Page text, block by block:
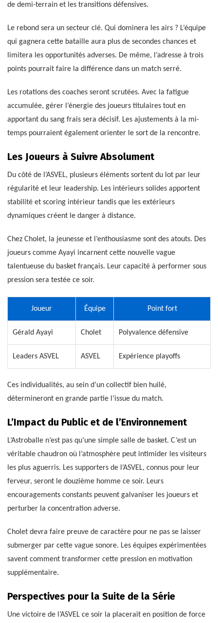
de demi-terrain et les transitions défensives.
Le rebond sera un secteur clé. Qui dominera les airs ? L’équipe
qui gagnera cette bataille aura plus de secondes chances et
limitera les opportunités adverses. De même, l’adresse à trois
points pourrait faire la différence dans un match serré.
Les rotations des coaches seront scrutées. Avec la fatigue
accumulée, gérer l’énergie des joueurs titulaires tout en
apportant du sang frais sera décisif. Les ajustements à la mi-
temps pourraient également orienter le sort de la rencontre.
Les Joueurs à Suivre Absolument
Du côté de l’ASVEL, plusieurs éléments sortent du lot par leur
régularité et leur leadership. Les intérieurs solides apportent
stabilité et scoring intérieur tandis que les extérieurs
dynamiques créent le danger à distance.
Chez Cholet, la jeunesse et l’enthousiasme sont des atouts. Des
joueurs comme Ayayi incarnent cette nouvelle vague
talentueuse du basket français. Leur capacité à performer sous
pression sera testée ce soir.
Joueur Équipe Point fort
Gérald Ayayi Cholet Polyvalence défensive
Leaders ASVEL ASVEL Expérience playoffs
Ces individualités, au sein d’un collectif bien huilé,
détermineront en grande partie l’issue du match.
L’Impact du Public et de l’Environnement
L’Astroballe n’est pas qu’une simple salle de basket. C’est un
véritable chaudron où l’atmosphère peut intimider les visiteurs
les plus aguerris. Les supporters de l’ASVEL, connus pour leur
ferveur, seront le douzième homme ce soir. Leurs
encouragements constants peuvent galvaniser les joueurs et
perturber la concentration adverse.
Cholet devra faire preuve de caractère pour ne pas se laisser
submerger par cette vague sonore. Les équipes expérimentées
savent comment transformer cette pression en motivation
supplémentaire.
Perspectives pour la Suite de la Série
Une victoire de l’ASVEL ce soir la placerait en position de force